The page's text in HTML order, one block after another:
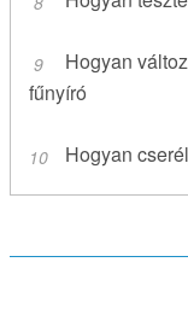
Hogyan
fűnyíró
Hogyan